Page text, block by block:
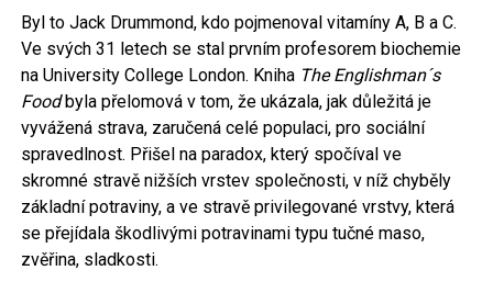
Byl to Jack Drummond, kdo pojmenoval vitamíny A, B a C.
Ve svých 31 letech se stal prvním profesorem biochemie
na University College London. Kniha The Englishman´s
Foodbyla přelomová v tom, že ukázala, jak důležitá je
vyvážená strava, zaručená celé populaci, pro sociální
spravedlnost. Přišel na paradox, který spočíval ve
skromné stravě nižších vrstev společnosti, v níž chyběly
základní potraviny, a ve stravě privilegované vrstvy, která
se přejídala škodlivými potravinami typu tučné maso,
zvěřina, sladkosti.